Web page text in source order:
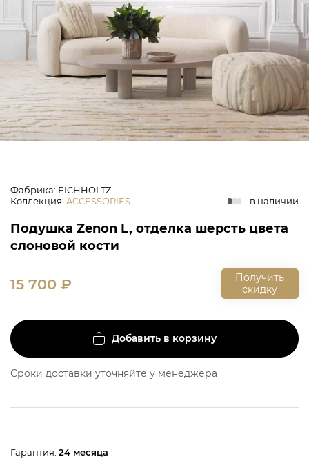
Фабрика: EICHHOLTZ
Коллекция: ACCESSORIES в наличии
Подушка Zenon L, отделка шерсть цвета
слоновой кости
15 700 ₽
Получить
скидку
Добавить в корзину
Сроки доставки уточняйте у менеджера
Гарантия: 24 месяца